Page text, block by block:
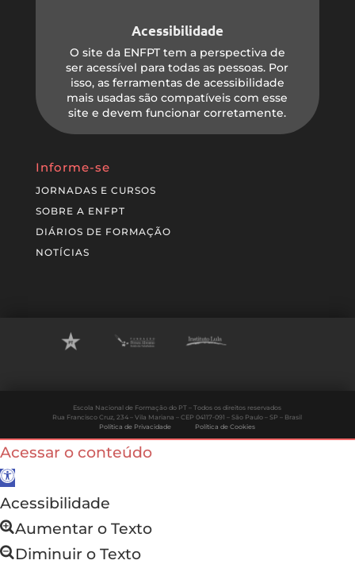
Acessibilidade
O site da ENFPT tem a perspectiva de
ser acessível para todas as pessoas. Por
isso, as ferramentas de acessibilidade
mais usadas são compatíveis com esse
site e devem funcionar corretamente.
Informe-se
JORNADAS E CURSOS
SOBRE A ENFPT
DIÁRIOS DE FORMAÇÃO
NOTÍCIAS
Escola Nacional de Formação do PT – Todos os direitos reservados
Rua Francisco Cruz, 234 – Vila Mariana – CEP 04117-091 – São Paulo – SP – Brasil
Política de Privacidade
Política de Cookies
Acessar o conteúdo
Abrir a barra de ferramentas
Acessibilidade
Aumentar o Texto
Diminuir o Texto